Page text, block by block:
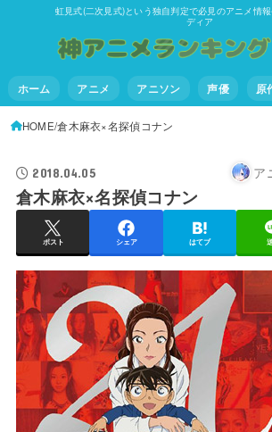
虹見式(二次見式)という独自判定で必見のアニメ情
ディア
ホーム アニメ アニソン 声優 原
HOME 倉木麻衣×名探偵コナン
2018.04.05 ア
倉木麻衣×名探偵コナン
ポスト シェア はてブ